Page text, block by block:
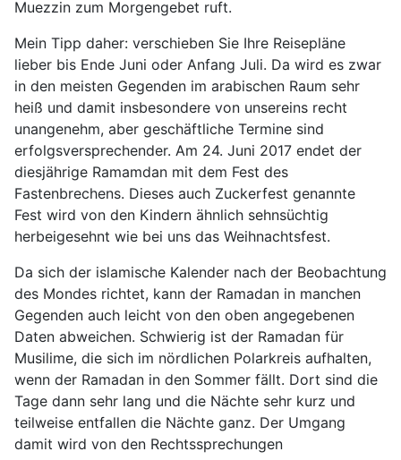
Muezzin zum Morgengebet ruft.
Mein Tipp daher: verschieben Sie Ihre Reisepläne
lieber bis Ende Juni oder Anfang Juli. Da wird es zwar
in den meisten Gegenden im arabischen Raum sehr
heiß und damit insbesondere von unsereins recht
unangenehm, aber geschäftliche Termine sind
erfolgsversprechender. Am 24. Juni 2017 endet der
diesjährige Ramamdan mit dem Fest des
Fastenbrechens. Dieses auch Zuckerfest genannte
Fest wird von den Kindern ähnlich sehnsüchtig
herbeigesehnt wie bei uns das Weihnachtsfest.
Da sich der islamische Kalender nach der Beobachtung
des Mondes richtet, kann der Ramadan in manchen
Gegenden auch leicht von den oben angegebenen
Daten abweichen. Schwierig ist der Ramadan für
Musilime, die sich im nördlichen Polarkreis aufhalten,
wenn der Ramadan in den Sommer fällt. Dort sind die
Tage dann sehr lang und die Nächte sehr kurz und
teilweise entfallen die Nächte ganz. Der Umgang
damit wird von den Rechtssprechungen